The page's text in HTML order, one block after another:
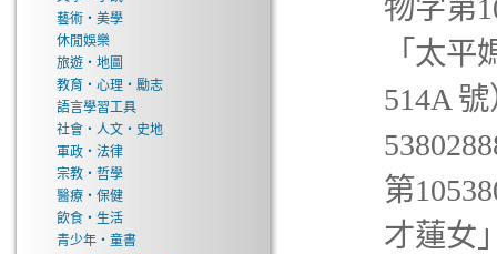
藝術‧美學
休閒娛樂
旅遊‧地圖
教育‧心理‧勵志
語言學習工具
社會‧人文‧史地
軍政‧法律
宗教‧哲學
醫療‧保健
飲食‧生活
青少年‧童書
物字第
「太
514A
第
才蓮女